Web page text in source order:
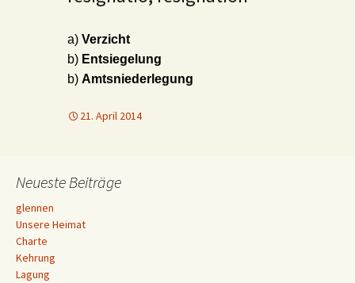
a) Verzicht
b) Entsiegelung
b) Amtsniederlegung
21. April 2014
Neueste Beiträge
glennen
Unsere Heimat
Charte
Kehrung
Lagung